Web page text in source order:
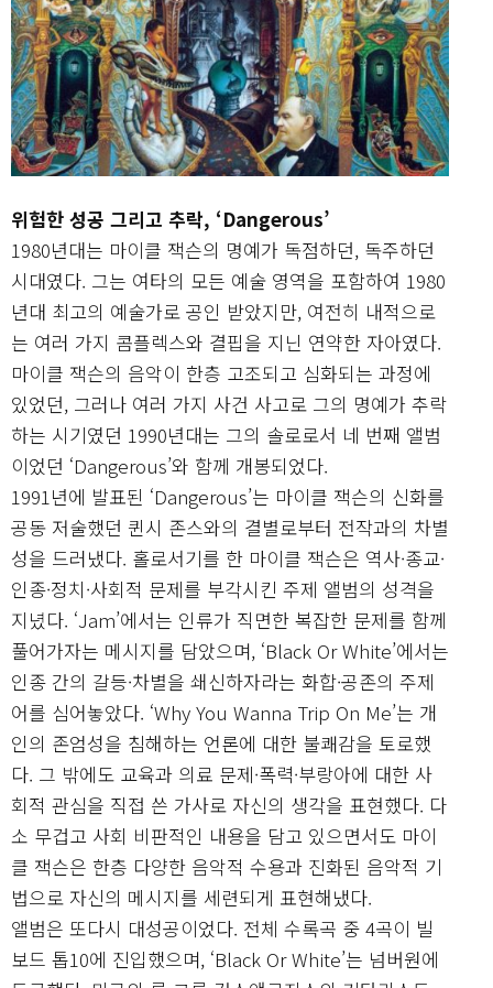
위험한 성공 그리고 추락, ‘Dangerous’
1980년대는 마이클 잭슨의 명예가 독점하던, 독주하던
시대였다. 그는 여타의 모든 예술 영역을 포함하여 1980
년대 최고의 예술가로 공인 받았지만, 여전히 내적으로
는 여러 가지 콤플렉스와 결핍을 지닌 연약한 자아였다.
마이클 잭슨의 음악이 한층 고조되고 심화되는 과정에
있었던, 그러나 여러 가지 사건 사고로 그의 명예가 추락
하는 시기였던 1990년대는 그의 솔로로서 네 번째 앨범
이었던 ‘Dangerous’와 함께 개봉되었다.
1991년에 발표된 ‘Dangerous’는 마이클 잭슨의 신화를
공동 저술했던 퀸시 존스와의 결별로부터 전작과의 차별
성을 드러냈다. 홀로서기를 한 마이클 잭슨은 역사·종교·
인종·정치·사회적 문제를 부각시킨 주제 앨범의 성격을
지녔다. ‘Jam’에서는 인류가 직면한 복잡한 문제를 함께
풀어가자는 메시지를 담았으며, ‘Black Or White’에서는
인종 간의 갈등·차별을 쇄신하자라는 화합·공존의 주제
어를 심어놓았다. ‘Why You Wanna Trip On Me’는 개
인의 존엄성을 침해하는 언론에 대한 불쾌감을 토로했
다. 그 밖에도 교육과 의료 문제·폭력·부랑아에 대한 사
회적 관심을 직접 쓴 가사로 자신의 생각을 표현했다. 다
소 무겁고 사회 비판적인 내용을 담고 있으면서도 마이
클 잭슨은 한층 다양한 음악적 수용과 진화된 음악적 기
법으로 자신의 메시지를 세련되게 표현해냈다.
앨범은 또다시 대성공이었다. 전체 수록곡 중 4곡이 빌
보드 톱10에 진입했으며, ‘Black Or White’는 넘버원에